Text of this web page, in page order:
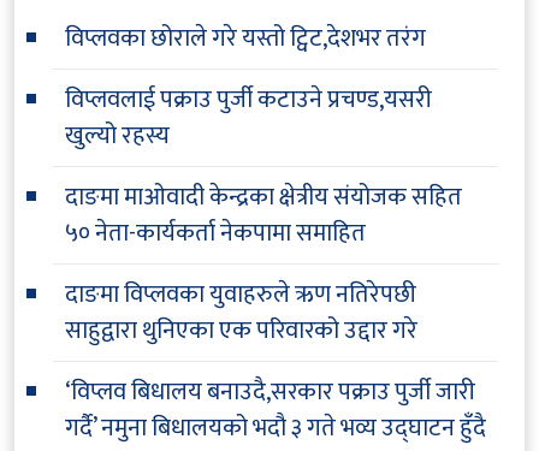
विप्लवका छोराले गरे यस्तो ट्विट,देशभर तरंग
विप्लवलाई पक्राउ पुर्जी कटाउने प्रचण्ड,यसरी
खुल्यो रहस्य
दाङमा माओवादी केन्द्रका क्षेत्रीय संयोजक सहित
५० नेता-कार्यकर्ता नेकपामा समाहित
दाङमा विप्लवका युवाहरुले ऋण नतिरेपछी
साहुद्वारा थुनिएका एक परिवारको उद्दार गरे
‘विप्लव बिधालय बनाउदै,सरकार पक्राउ पुर्जी जारी
गर्दै’ नमुना बिधालयको भदौ ३ गते भव्य उद्घाटन हुँदै